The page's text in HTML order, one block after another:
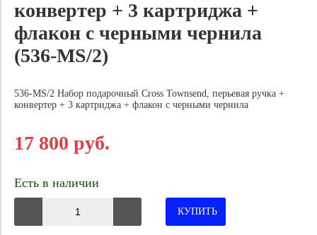
конвертер + 3 картриджа +
флакон с черными чернила
(536-MS/2)
536-MS/2 Набор подарочный Cross Townsend, перьевая ручка +
конвертер + 3 картриджа + флакон с черными чернила
17 800 руб.
Есть в наличии
КУПИТЬ